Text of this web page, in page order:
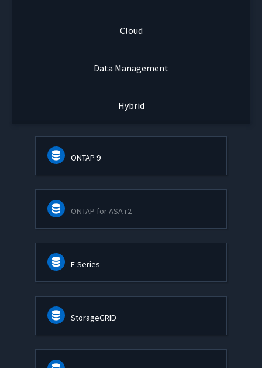
Cloud
Data Management
Hybrid
ONTAP 9
ONTAP for ASA r2
E-Series
StorageGRID